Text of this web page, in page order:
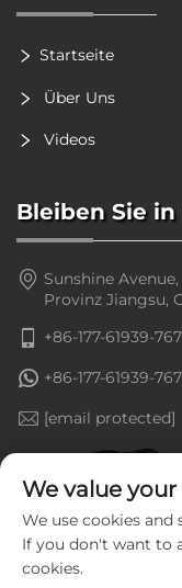
Startseite
Über Uns
Videos
Bleiben Sie
Sunshine
Provinz Jiangsu,
+86-177-61939-767
+86-177-61939-767
[email protected]
We value
We use cookies
If you don't want to
cookies.